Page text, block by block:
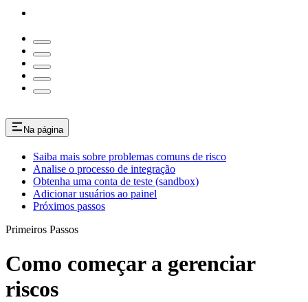
Na página
Saiba mais sobre problemas comuns de risco
Analise o processo de integração
Obtenha uma conta de teste (sandbox)
Adicionar usuários ao painel
Próximos passos
Primeiros Passos
Como começar a gerenciar
riscos